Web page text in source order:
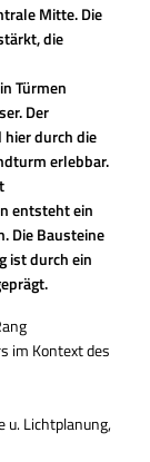
Mitte. Die
die
Türmen
Der
durch die
erlebbar.
entsteht ein
Die Bausteine
ist durch ein
im Kontext des
u. Lichtplanung,